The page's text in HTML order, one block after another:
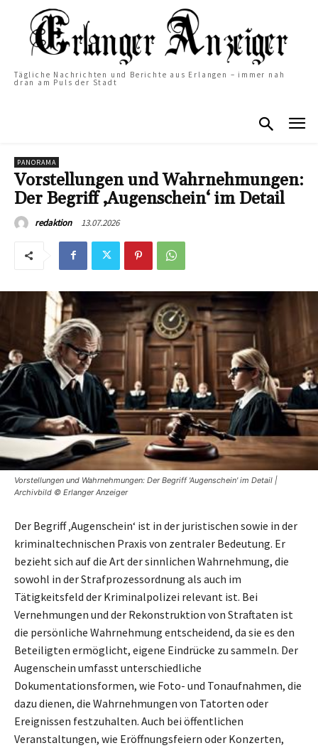
Tägliche Nachrichten und Berichte aus Erlangen – immer nah
dran am Puls der Stadt
PANORAMA
Vorstellungen und Wahrnehmungen:
Der Begriff ‚Augenschein‘ im Detail
redaktion 13.07.2026
Vorstellungen und Wahrnehmungen: Der Begriff 'Augenschein' im Detail |
Archivbild © Erlanger Anzeiger
Der Begriff ‚Augenschein‘ ist in der juristischen sowie in der
kriminaltechnischen Praxis von zentraler Bedeutung. Er
bezieht sich auf die Art der sinnlichen Wahrnehmung, die
sowohl in der Strafprozessordnung als auch im
Tätigkeitsfeld der Kriminalpolizei relevant ist. Bei
Vernehmungen und der Rekonstruktion von Straftaten ist
die persönliche Wahrnehmung entscheidend, da sie es den
Beteiligten ermöglicht, eigene Eindrücke zu sammeln. Der
Augenschein umfasst unterschiedliche
Dokumentationsformen, wie Foto- und Tonaufnahmen, die
dazu dienen, die Wahrnehmungen von Tatorten oder
Ereignissen festzuhalten. Auch bei öffentlichen
Veranstaltungen, wie Eröffnungsfeiern oder Konzerten,